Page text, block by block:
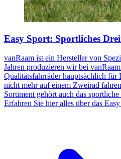
Easy Sport: Sportliches
vanRaam ist ein Hersteller von
Jahren produzieren wir bei
Qualitätsfahrräder hauptsächlich für
nicht mehr auf einem Zweirad
Sortiment gehört auch das
Erfahren Sie hier alles über das